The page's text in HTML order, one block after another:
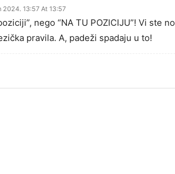
2024. 13:57 At 13:57
nego “NA TU POZICIJU”! Vi ste
pravila. A, padeži spadaju u to!